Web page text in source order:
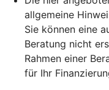
allgemeine
Sie können eine
Beratung nicht
Rahmen einer
für Ihr